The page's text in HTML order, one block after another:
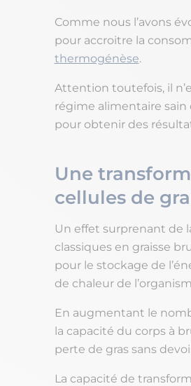
Comme nous l’avons
pour accroitre la
thermogénèse.
Attention toutefois, il
régime alimentaire
pour obtenir des
Une
cellules de
Un effet surprenant de
classiques en graisse
pour le stockage de
de chaleur de
En augmentant le
la capacité du corps à
perte de gras sans
La capacité de